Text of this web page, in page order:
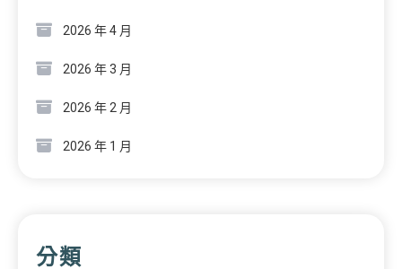
2026 年 4 月
2026 年 3 月
2026 年 2 月
2026 年 1 月
分類